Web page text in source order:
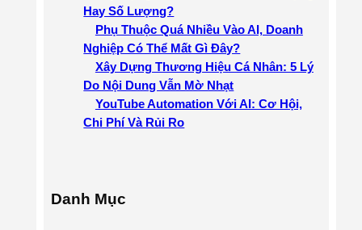
Hay Số Lượng?
Phụ Thuộc Quá Nhiều Vào AI, Doanh
Nghiệp Có Thể Mất Gì Đây?
Xây Dựng Thương Hiệu Cá Nhân: 5 Lý
Do Nội Dung Vẫn Mờ Nhạt
YouTube Automation Với AI: Cơ Hội,
Chi Phí Và Rủi Ro
Danh Mục